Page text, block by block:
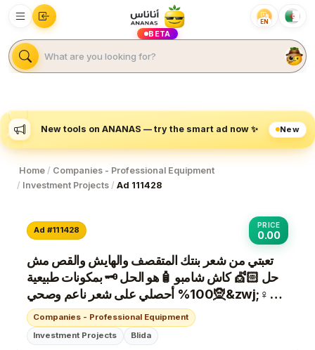
EN
BETA
New tools on ANANAS — try the smart ad now ✨ New
Home / Companies - Professional Equipment
/ Investment Projects / Ad 111428
Ad #111428
PRICE
0.00
تعبتي من شعر بنتك المتقصف والهايش والقص مش
حل 💇🏻 كاش شامبو 🧴هو الحل 🗝 بمكونات طبيعية
100% أحصلي على شعر ناعم وصحي🧝&zwj;♀
آمن جدآ على الأطفال👩&zwj;👧&zwj;👦 يعني
إستخدميه لبنتك وأنتى مطمئنة👌 خ...
Companies - Professional Equipment
Investment Projects
Blida